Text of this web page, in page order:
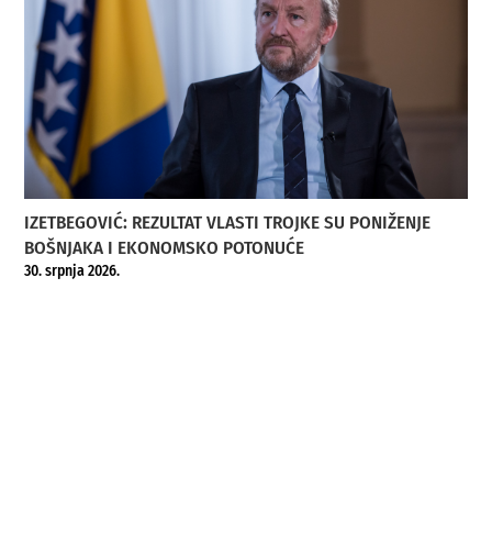
IZETBEGOVIĆ: REZULTAT VLASTI TROJKE SU PONIŽENJE
BOŠNJAKA I EKONOMSKO POTONUĆE
30. srpnja 2026.